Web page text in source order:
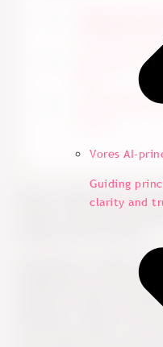
Vores AI-
Guiding
clarity and
Her følger 3
Vi kan hjælpe
Ved en stand midt i
Jeg takker ja, lettere
nysgerrigt til, hvad der
jeg ned at sidde,
produkter. I løbet af 10
være interesseret i mig,